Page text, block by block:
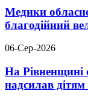
Медики
благодійний
06-Сер-2026
На Рівненщині
надсилав